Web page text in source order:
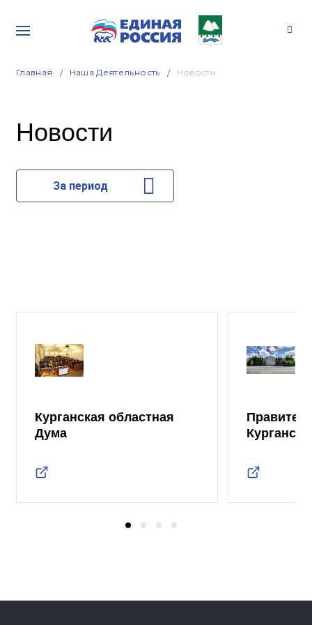
Главная Наша Деятельность Новости
Новости
За период
Курганская областная
Дума